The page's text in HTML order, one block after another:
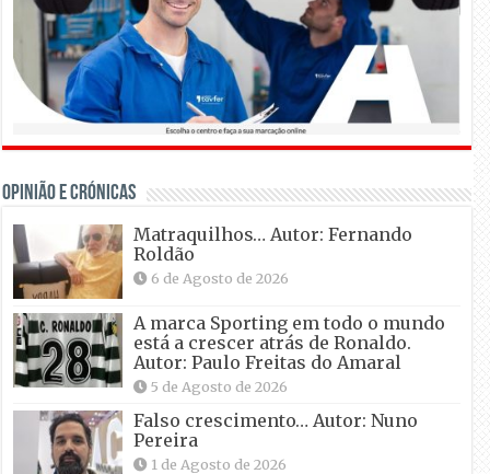
OPINIÃO E CRÓNICAS
Matraquilhos… Autor: Fernando
Roldão
6 de Agosto de 2026
A marca Sporting em todo o mundo
está a crescer atrás de Ronaldo.
Autor: Paulo Freitas do Amaral
5 de Agosto de 2026
Falso crescimento… Autor: Nuno
Pereira
1 de Agosto de 2026